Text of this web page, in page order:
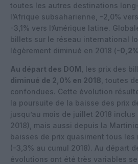
toutes les autres destinations
l’Afrique subsaharienne, -2,0%
-3,1% vers l’Amérique latine.
billets sur le réseau international
légèrement diminué en 2018 (-0,2%
Au départ des DOM , les prix des
diminué de 2,0% en 2018 , toutes
confondues. Cette évolution
la poursuite de la baisse des prix
jusqu’au mois de juillet 2018 inclus
2018), mais aussi depuis la
baisses de prix quasiment tous les
(-3,3% au cumul 2018). Au départ
évolutions ont été très variables